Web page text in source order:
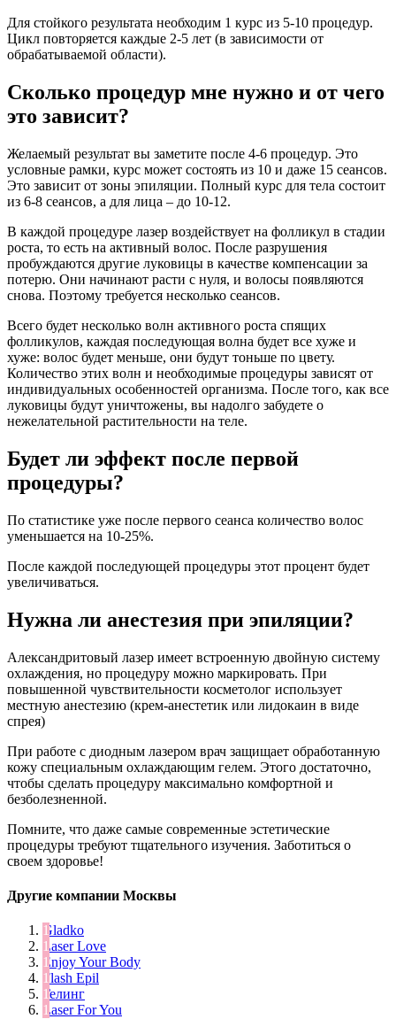
Для стойкого результата необходим 1 курс из 5-10 процедур.
Цикл повторяется каждые 2-5 лет (в зависимости от
обрабатываемой области).
Сколько процедур мне нужно и от чего
это зависит?
Желаемый результат вы заметите после 4-6 процедур. Это
условные рамки, курс может состоять из 10 и даже 15 сеансов.
Это зависит от зоны эпиляции. Полный курс для тела состоит
из 6-8 сеансов, а для лица – до 10-12.
В каждой процедуре лазер воздействует на фолликул в стадии
роста, то есть на активный волос. После разрушения
пробуждаются другие луковицы в качестве компенсации за
потерю. Они начинают расти с нуля, и волосы появляются
снова. Поэтому требуется несколько сеансов.
Всего будет несколько волн активного роста спящих
фолликулов, каждая последующая волна будет все хуже и
хуже: волос будет меньше, они будут тоньше по цвету.
Количество этих волн и необходимые процедуры зависят от
индивидуальных особенностей организма. После того, как все
луковицы будут уничтожены, вы надолго забудете о
нежелательной растительности на теле.
Будет ли эффект после первой
процедуры?
По статистике уже после первого сеанса количество волос
уменьшается на 10-25%.
После каждой последующей процедуры этот процент будет
увеличиваться.
Нужна ли анестезия при эпиляции?
Александритовый лазер имеет встроенную двойную систему
охлаждения, но процедуру можно маркировать. При
повышенной чувствительности косметолог использует
местную анестезию (крем-анестетик или лидокаин в виде
спрея)
При работе с диодным лазером врач защищает обработанную
кожу специальным охлаждающим гелем. Этого достаточно,
чтобы сделать процедуру максимально комфортной и
безболезненной.
Помните, что даже самые современные эстетические
процедуры требуют тщательного изучения. Заботиться о
своем здоровье!
Другие компании Москвы
Gladko
Laser Love
Enjoy Your Body
Flash Epil
Гелинг
Laser For You